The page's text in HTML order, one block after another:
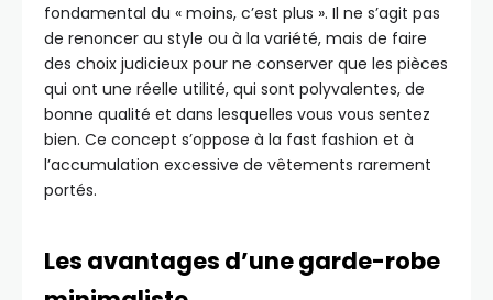
fondamental du « moins, c’est plus ». Il ne s’agit pas
de renoncer au style ou à la variété, mais de faire
des choix judicieux pour ne conserver que les pièces
qui ont une réelle utilité, qui sont polyvalentes, de
bonne qualité et dans lesquelles vous vous sentez
bien. Ce concept s’oppose à la fast fashion et à
l’accumulation excessive de vêtements rarement
portés.
Les avantages d’une garde-robe